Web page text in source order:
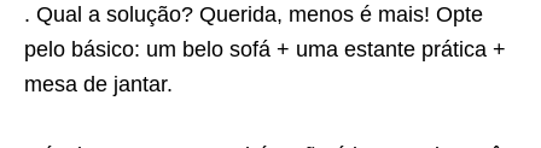
. Qual a solução? Querida, menos é mais! Opte
pelo básico: um belo sofá + uma estante prática +
mesa de jantar.